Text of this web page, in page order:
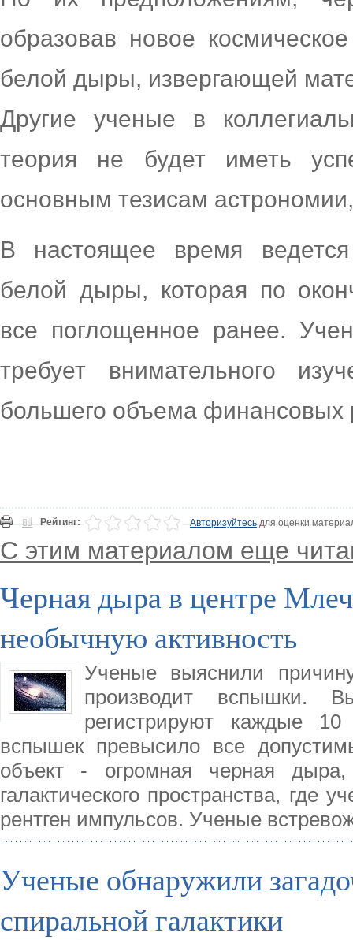
образовав новое
белой дыры, извергающей
Другие ученые в
теория не будет иметь
основным тезисам
В настоящее время
белой дыры, которая по
все поглощенное ранее.
требует внимательного
большего объема финансовых
Рейтинг: Авторизуйтесьдля оценки
С этим материалом еще
Черная дыра в центре
необычную активность
Ученые выяснили
производит вспышки.
регистрируют каждые
вспышек превысило все
объект - огромная черная
галактического пространства, где
рентген импульсов. Ученые
Ученые обнаружили
спиральной галактики